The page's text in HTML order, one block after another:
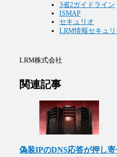
3省2ガイドライン
ISMAP
セキュリオ
LRM情報セキュ
LRM株式会社
関連記事
偽装IPのDNS応答が押し寄